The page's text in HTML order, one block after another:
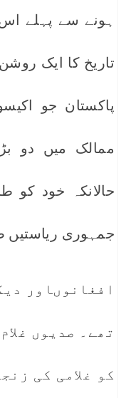
ہونے سے پہلے
تاریخ کا ایک
پاکستان جو
ممالک میں دو
حالانکہ خود کو
جمہوری ریاستیں
افغانوںاور
تھے۔ صدیوں
کو غلامی کی